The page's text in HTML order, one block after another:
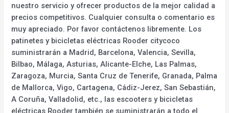
nuestro servicio y ofrecer productos de la mejor calidad a
precios competitivos. Cualquier consulta o comentario es
muy apreciado. Por favor contáctenos libremente. Los
patinetes y bicicletas eléctricas Rooder citycoco
suministrarán a Madrid, Barcelona, Valencia, Sevilla,
Bilbao, Málaga, Asturias, Alicante-Elche, Las Palmas,
Zaragoza, Murcia, Santa Cruz de Tenerife, Granada, Palma
de Mallorca, Vigo, Cartagena, Cádiz-Jerez, San Sebastián,
A Coruña, Valladolid, etc., las escooters y bicicletas
eléctricas Rooder también se suministrarán a todo el